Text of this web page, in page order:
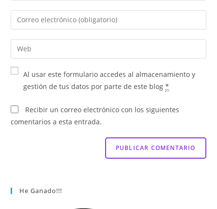
Al usar este formulario accedes al almacenamiento y
gestión de tus datos por parte de este blog*
Recibir un correo electrónico con los siguientes
comentarios a esta entrada.
He Ganado!!!